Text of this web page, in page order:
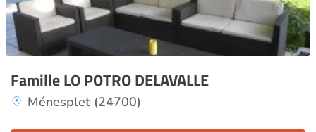
Famille LO POTRO DELAVALLE
Ménesplet (24700)